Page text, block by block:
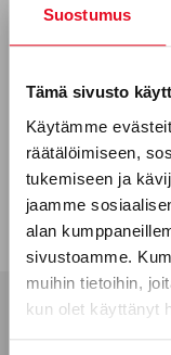
Suostumus
Tämä sivusto
Käytämme
räätälöimiseen,
tukemiseen ja
jaamme
alan
sivustoamme.
muihin tietoihin,
kun olet käyttänyt
Tilaa
Puhelinnumero
Mitkä